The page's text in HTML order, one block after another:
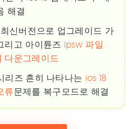
해결
신버전으로 업그레이드 가
리고 아이튠즈 ipsw 파일
다운그레이드
리즈 흔히 나타나는 ios 18
류문제를 복구모드로 해결